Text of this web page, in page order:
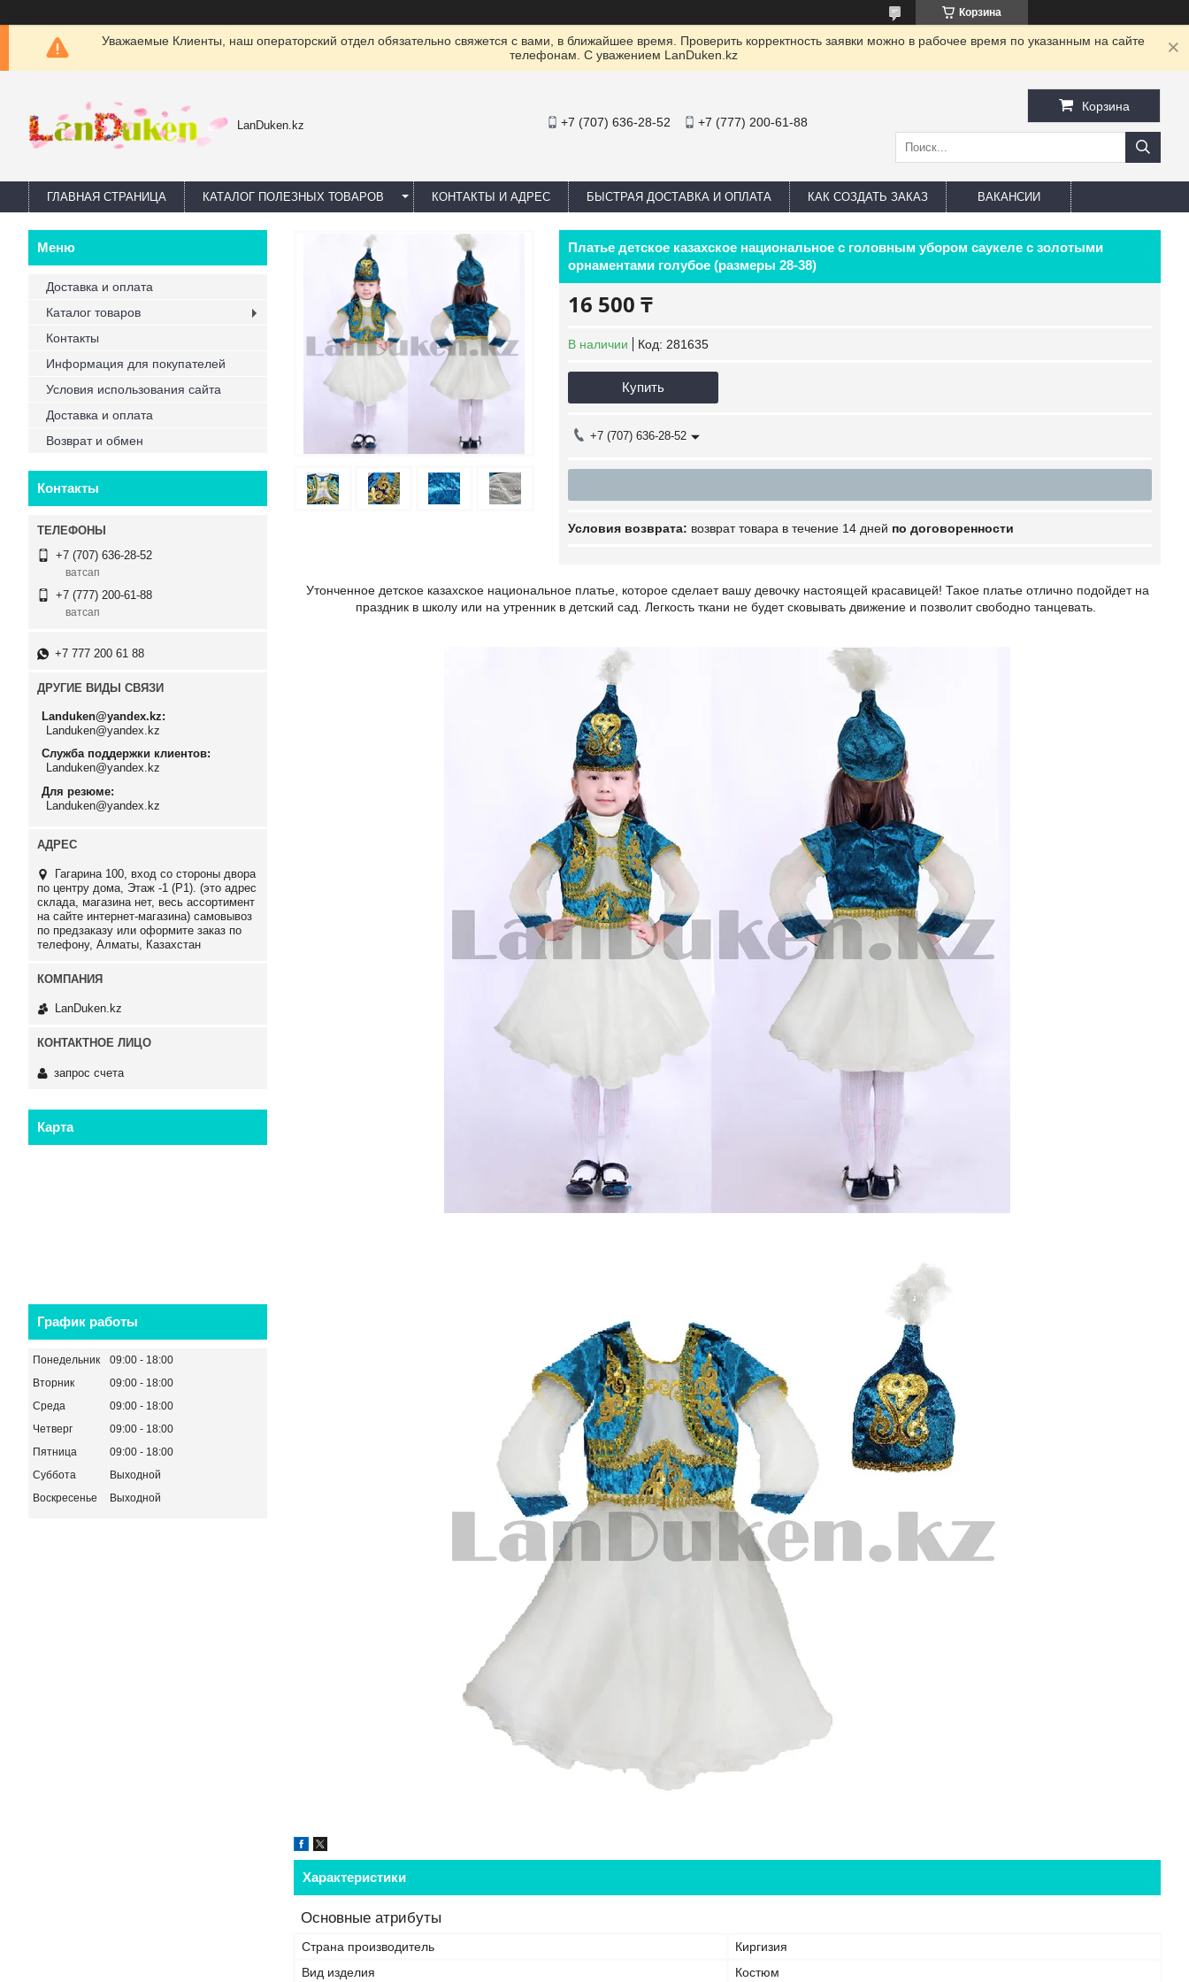
Корзина
Уважаемые Клиенты, наш операторский отдел обязательно свяжется с вами, в ближайшее время. Проверить корректность заявки можно в рабочее время по указанным на сайте
телефонам. С уважением LanDuken.kz
LanDuken.kz +7 (707) 636-28-52 +7 (777) 200-61-88
Корзина
ГЛАВНАЯ СТРАНИЦА КАТАЛОГ ПОЛЕЗНЫХ ТОВАРОВ КОНТАКТЫ И АДРЕС БЫСТРАЯ ДОСТАВКА И ОПЛАТА КАК СОЗДАТЬ ЗАКАЗ ВАКАНСИИ
Платье детское казахское национальное с головным убором саукеле c золотыми
орнаментами голубое (размеры 28-38)
16 500 ₸
В наличии Код: 281635
Купить
+7 (707) 636-28-52
возврат товара в течение 14 дней по договоренности
Утонченное детское казахское национальное платье, которое сделает вашу девочку настоящей красавицей! Такое платье отлично подойдет на
праздник в школу или на утренник в детский сад. Легкость ткани не будет сковывать движение и позволит свободно танцевать.
Характеристики
Основные атрибуты
Страна производитель
Киргизия
Вид изделия
Костюм
Доставка и оплата
Каталог товаров
Контакты
Информация для покупателей
Условия использования сайта
Доставка и оплата
Возврат и обмен
Контакты
+7 (707) 636-28-52
ватсап
+7 (777) 200-61-88
ватсап
+7 777 200 61 88
ДРУГИЕ ВИДЫ СВЯЗИ
Landuken@yandex.kz
Landuken@yandex.kz
Служба поддержки клиентов
Landuken@yandex.kz
Для резюме
Landuken@yandex.kz
Гагарина 100, вход со стороны двора
по центру дома, Этаж -1 (P1). (это адрес
склада, магазина нет, весь ассортимент
на сайте интернет-магазина) самовывоз
по предзаказу или оформите заказ по
телефону, Алматы, Казахстан
LanDuken.kz
запрос счета
Карта
График работы
Понедельник 09:00
18:00
Вторник
09:00
18:00
Среда
09:00
18:00
Четверг
09:00
18:00
Пятница
09:00
18:00
Суббота
Выходной
Воскресенье
Выходной